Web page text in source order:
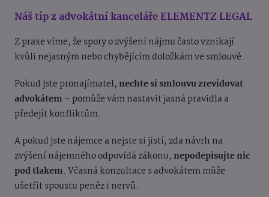
Náš tip z advokátní kanceláře ELEMENTZ LEGAL
Z praxe víme, že spory o zvýšení nájmu často vznikají
kvůli nejasným nebo chybějícím doložkám ve smlouvě.
Pokud jste pronajímatel, nechte si smlouvu zrevidovat
advokátem – pomůže vám nastavit jasná pravidla a
předejít konfliktům.
A pokud jste nájemce a nejste si jistí, zda návrh na
zvýšení nájemného odpovídá zákonu, nepodepisujte nic
pod tlakem. Včasná konzultace s advokátem může
ušetřit spoustu peněz i nervů.